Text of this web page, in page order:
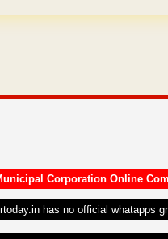
Corporation Online
has no official whatapps